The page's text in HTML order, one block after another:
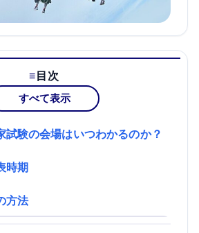
目次
すべて表示
試験の会場はいつわかるのか？
時期
方法